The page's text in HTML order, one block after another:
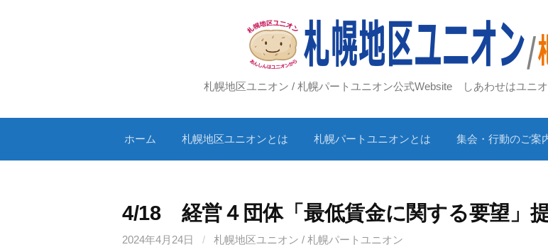
ッ
札幌地区ユニオン / 札幌パートユニオン公式Website しあわせはユニ
ホーム 札幌地区ユニオンとは 札幌パートユニオンとは 集会・行動のご案
4/18 経営４団体「最低賃金に関する要望」
2024年4月24日 / 札幌地区ユニオン / 札幌パートユニオン